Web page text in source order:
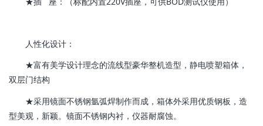
人性化设计：
★富有美学设计理念的流线型豪华整机造型，静电喷塑箱体，
双层门结构
★采用镜面不锈钢氩弧焊制作而成，箱体外采用优质钢板，造
型美观，新颖。镜面不锈钢内衬，仪器耐腐蚀。